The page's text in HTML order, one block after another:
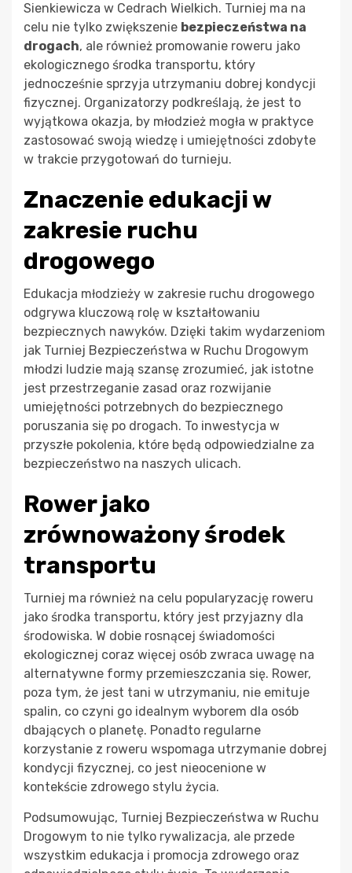
Sienkiewicza w Cedrach Wielkich. Turniej ma na
celu nie tylko zwiększenie bezpieczeństwa na
drogach, ale również promowanie roweru jako
ekologicznego środka transportu, który
jednocześnie sprzyja utrzymaniu dobrej kondycji
fizycznej. Organizatorzy podkreślają, że jest to
wyjątkowa okazja, by młodzież mogła w praktyce
zastosować swoją wiedzę i umiejętności zdobyte
w trakcie przygotowań do turnieju.
Znaczenie edukacji w
zakresie ruchu
drogowego
Edukacja młodzieży w zakresie ruchu drogowego
odgrywa kluczową rolę w kształtowaniu
bezpiecznych nawyków. Dzięki takim wydarzeniom
jak Turniej Bezpieczeństwa w Ruchu Drogowym
młodzi ludzie mają szansę zrozumieć, jak istotne
jest przestrzeganie zasad oraz rozwijanie
umiejętności potrzebnych do bezpiecznego
poruszania się po drogach. To inwestycja w
przyszłe pokolenia, które będą odpowiedzialne za
bezpieczeństwo na naszych ulicach.
Rower jako
zrównoważony środek
transportu
Turniej ma również na celu popularyzację roweru
jako środka transportu, który jest przyjazny dla
środowiska. W dobie rosnącej świadomości
ekologicznej coraz więcej osób zwraca uwagę na
alternatywne formy przemieszczania się. Rower,
poza tym, że jest tani w utrzymaniu, nie emituje
spalin, co czyni go idealnym wyborem dla osób
dbających o planetę. Ponadto regularne
korzystanie z roweru wspomaga utrzymanie dobrej
kondycji fizycznej, co jest nieocenione w
kontekście zdrowego stylu życia.
Podsumowując, Turniej Bezpieczeństwa w Ruchu
Drogowym to nie tylko rywalizacja, ale przede
wszystkim edukacja i promocja zdrowego oraz